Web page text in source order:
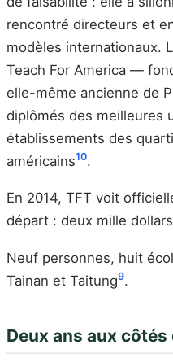
rencontré directeurs et
modèles internationaux.
Teach For America —
elle-même ancienne de
diplômés des meilleures
établissements des
américains10.
En 2014, TFT voit
départ : deux mille
Neuf personnes, huit
Tainan et Taitung9.
Deux ans aux